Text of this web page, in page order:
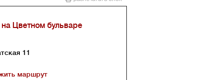
Цветном бульваре
11
маршрут